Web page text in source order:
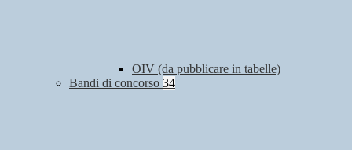
OIV (da pubblicare in tabelle)
Bandi di concorso 34